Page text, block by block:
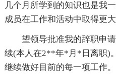
几个月所学到的知识也是我
成员在工作和活动中取得更
望领导批准我的辞职申
续(本人在2**年*月*日离职)
继续做好目前的每一项工作。